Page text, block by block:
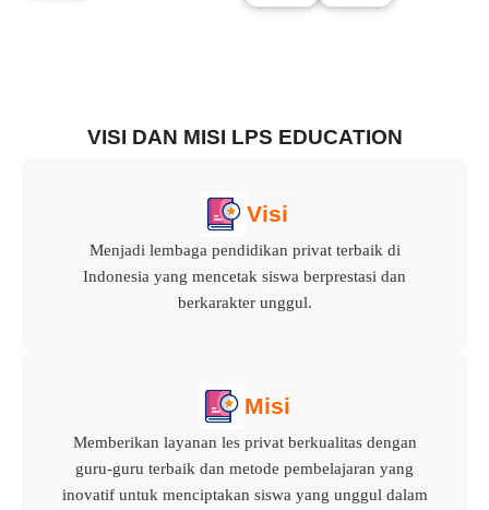
VISI DAN MISI LPS EDUCATION
Visi
Menjadi lembaga pendidikan privat terbaik di
Indonesia yang mencetak siswa berprestasi dan
berkarakter unggul.
Misi
Memberikan layanan les privat berkualitas dengan
guru-guru terbaik dan metode pembelajaran yang
inovatif untuk menciptakan siswa yang unggul dalam